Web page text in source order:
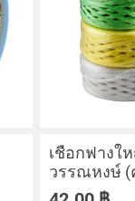
เชือกฟางใ
วรรณหงษ์ (